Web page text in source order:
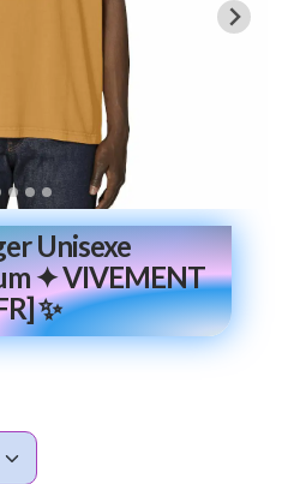
Unisexe
✦ VIVEMENT
✨